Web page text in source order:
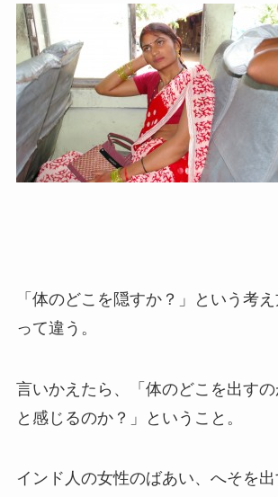
「体のどこを隠すか？」という考
って違う。
言いかえたら、「体のどこを出す
と感じるのか？」ということ。
インド人の女性のばあい、へそを